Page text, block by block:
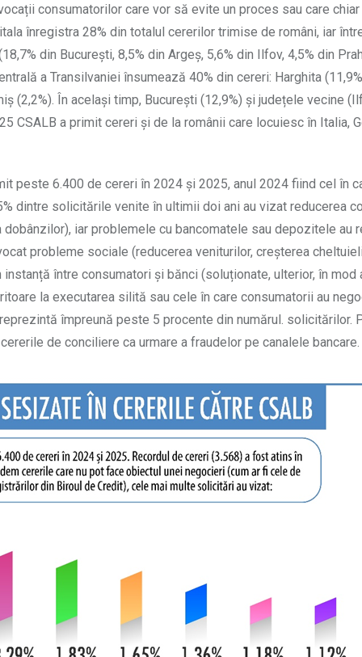
consumatorilor care vor să evite un proces sau care
înregistra 28% din totalul cererilor trimise de români, iar
din București, 8,5% din Argeș, 5,6% din Ilfov, 4,5% din
a Transilvaniei însumează 40% din cereri: Harghita
(2,2%). În același timp, București (12,9%) și județele vecine
CSALB a primit cereri și de la românii care locuiesc în Italia,
peste 6.400 de cereri în 2024 și 2025, anul 2024 fiind cel în
dintre solicitările venite în ultimii doi ani au vizat reducerea
iar problemele cu bancomatele sau depozitele au
probleme sociale (reducerea veniturilor, creșterea
între consumatori și bănci (soluționate, ulterior, în mod
la executarea silită sau cele în care consumatorii au
împreună peste 5 procente din numărul. solicitărilor.
de conciliere ca urmare a fraudelor pe canalele